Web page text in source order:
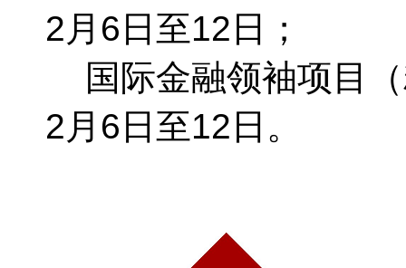
2月6日至12日；
国际金融领袖项目（
2月6日至12日。